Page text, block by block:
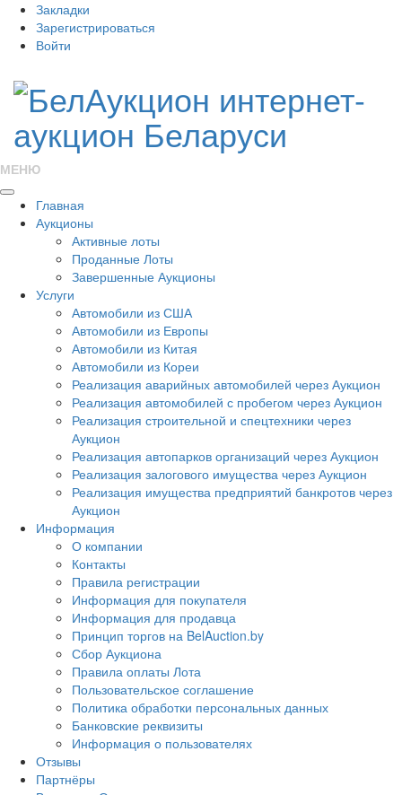
Закладки
Зарегистрироваться
Войти
МЕНЮ
Главная
Аукционы
Активные лоты
Проданные Лоты
Завершенные Аукционы
Услуги
Автомобили из США
Автомобили из Европы
Автомобили из Китая
Автомобили из Кореи
Реализация аварийных автомобилей через Аукцион
Реализация автомобилей с пробегом через Аукцион
Реализация строительной и спецтехники через
Аукцион
Реализация автопарков организаций через Аукцион
Реализация залогового имущества через Аукцион
Реализация имущества предприятий банкротов через
Аукцион
Информация
О компании
Контакты
Правила регистрации
Информация для покупателя
Информация для продавца
Принцип торгов на BelAuction.by
Сбор Аукциона
Правила оплаты Лота
Пользовательское соглашение
Политика обработки персональных данных
Банковские реквизиты
Информация о пользователях
Отзывы
Партнёры